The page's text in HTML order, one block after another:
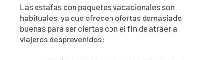
Las estafas con paquetes vacacionales son
habituales, ya que ofrecen ofertas demasiado
buenas para ser ciertas con el fin de atraer a
viajeros desprevenidos: